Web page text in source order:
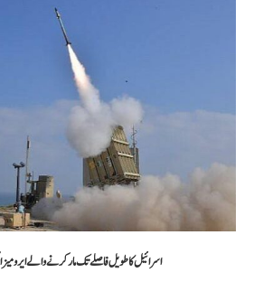
اسرائیل کا طویل فاصلے تک مار کرنے والے ایرو